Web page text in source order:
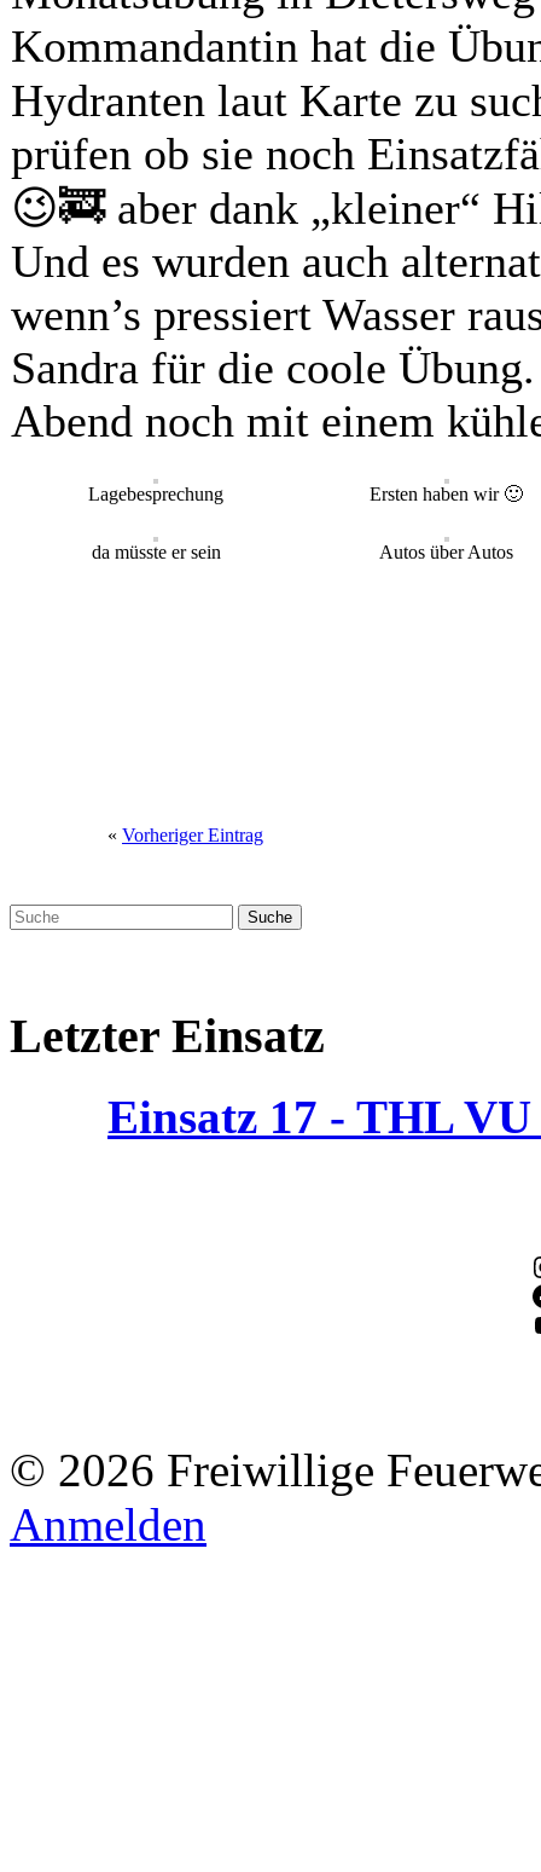
Kommandantin hat die
Hydranten laut Karte zu
prüfen ob sie noch
😉🚒 aber dank „kleiner“
Und es wurden auch
wenn’s pressiert Wasser
Sandra für die coole
Abend noch mit einem
Lagebesprechung Ersten haben wir 🙂
da müsste er sein Autos über Autos
« Vorheriger Eintrag
Letzter Einsatz
Einsatz 17 - THL
© 2026 Freiwillige
Anmelden